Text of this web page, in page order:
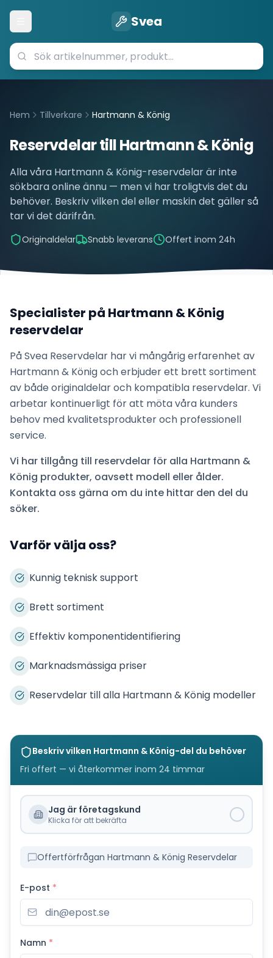
Öppna meny Svea
Hem Tillverkare Hartmann & König
Reservdelar tillHartmann & König
Alla våra Hartmann & König-reservdelar är inte
sökbara online ännu — men vi har troligtvis det du
behöver. Beskriv vilken del eller maskin det gäller så
tar vi det därifrån.
Originaldelar Snabb leverans Offert inom 24h
Specialister på Hartmann & König
reservdelar
På Svea Reservdelar har vi mångårig erfarenhet av
Hartmann & Königoch erbjuder ett brett sortiment
av både originaldelar och kompatibla reservdelar. Vi
arbetar kontinuerligt för att möta våra kunders
behov med kvalitetsprodukter och professionell
service.
Vi har tillgång till reservdelar för alla Hartmann &
König produkter, oavsett modell eller ålder.
Kontakta oss gärna om du inte hittar den del du
söker.
Varför välja oss?
Kunnig teknisk support
Brett sortiment
Effektiv komponentidentifiering
Marknadsmässiga priser
Reservdelar till alla Hartmann & König modeller
Beskriv vilken Hartmann & König-del du behöver
Fri offert — vi återkommer inom 24 timmar
Jag är företagskund
Klicka för att bekräfta
Offertförfrågan Hartmann & König Reservdelar
E-post *
Namn *